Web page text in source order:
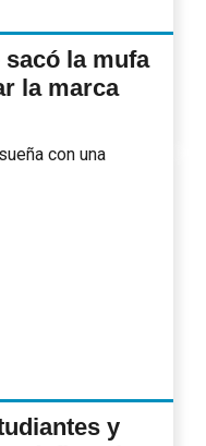
la mufa
la marca
y